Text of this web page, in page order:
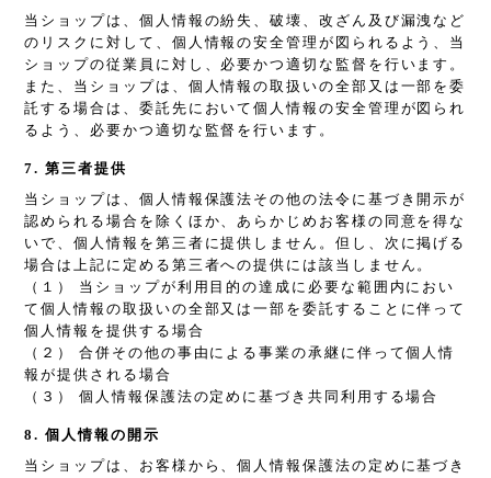
当ショップは、個人情報の紛失、破壊、改ざん及び漏洩など
のリスクに対して、個人情報の安全管理が図られるよう、当
ショップの従業員に対し、必要かつ適切な監督を行います。
また、当ショップは、個人情報の取扱いの全部又は一部を委
託する場合は、委託先において個人情報の安全管理が図られ
るよう、必要かつ適切な監督を行います。
7. 第三者提供
当ショップは、個人情報保護法その他の法令に基づき開示が
認められる場合を除くほか、あらかじめお客様の同意を得な
いで、個人情報を第三者に提供しません。但し、次に掲げる
場合は上記に定める第三者への提供には該当しません。
（１） 当ショップが利用目的の達成に必要な範囲内におい
て個人情報の取扱いの全部又は一部を委託することに伴って
個人情報を提供する場合
（２） 合併その他の事由による事業の承継に伴って個人情
報が提供される場合
（３） 個人情報保護法の定めに基づき共同利用する場合
8. 個人情報の開示
当ショップは、お客様から、個人情報保護法の定めに基づき